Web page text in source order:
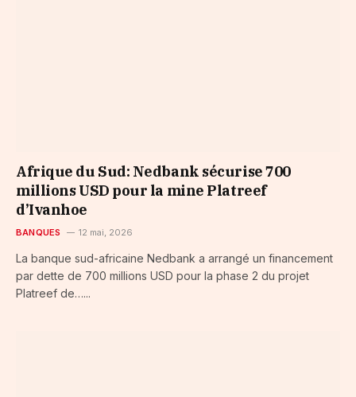
Afrique du Sud: Nedbank sécurise 700
millions USD pour la mine Platreef
d’Ivanhoe
BANQUES 12 mai, 2026
La banque sud-africaine Nedbank a arrangé un financement
par dette de 700 millions USD pour la phase 2 du projet
Platreef de…...